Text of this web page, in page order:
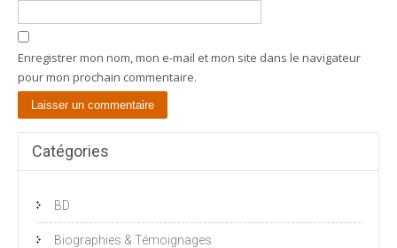
Enregistrer mon nom, mon e-mail et mon site dans le navigateur
pour mon prochain commentaire.
Catégories
BD
Biographies & Témoignages